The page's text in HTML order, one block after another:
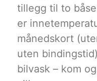
tillegg til to
er
månedskort
uten
bilvask – kom